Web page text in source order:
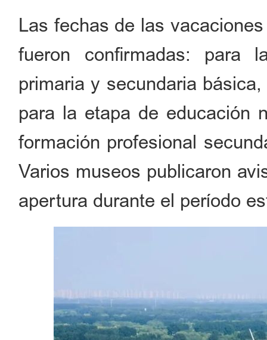
Las fechas de las
fueron confirmadas: para
primaria y secundaria
para la etapa de educación
formación profesional
Varios museos publicaron
apertura durante el período